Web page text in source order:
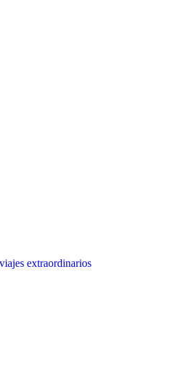
viajes extraordinarios